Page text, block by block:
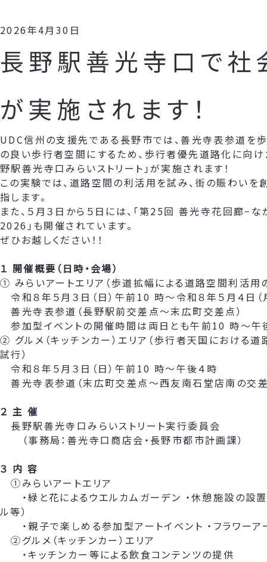
2026年4月30日
長野駅善光寺口で社
が実施されます！
UDC信州の支援先である長野市では、善光寺表参道を歩
の良い歩行者空間にするため、歩行者優先道路化に向け
野駅善光寺口みらいストリート」が実施されます！
この実験では、道路空間の利活用を試み、街の賑わいを
指します。
また、５月３日から５日には、「第25回 善光寺花回廊−な
2026」も開催されています。
ぜひお越しください！！
１ 開催概要（日時・会場）
① みらいアートエリア（歩道拡幅による道路空間利活用
令和８年５月３日（日）午前10 時～令和８年５月４日（
善光寺表参道（長野駅前交差点～末広町交差点）
参加型イベントの開催時間は両日とも午前10 時～午
② グルメ（キッチンカー）エリア（歩行者天国における
試行）
令和８年５月３日（日）午前10 時～午後４時
善光寺表参道（末広町交差点～西友南石堂店南の交
２ 主 催
長野駅善光寺口みらいストリート実行委員会
（事務局：善光寺口商店会・長野市都市計画課）
３ 内 容
①みらいアートエリア
・緑と花によるウエルカムガーデン ・休憩施設の設置
ル等）
・親子で楽しめる参加型アートイベント ・フラワーア
②グルメ（キッチンカー）エリア
・キッチンカー等による飲食コンテンツの提供